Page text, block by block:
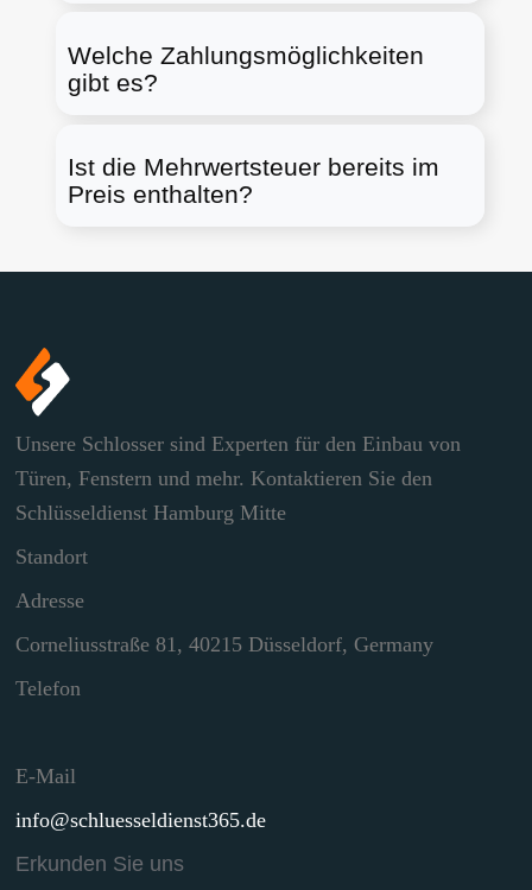
Welche Zahlungsmöglichkeiten
gibt es?
Ist die Mehrwertsteuer bereits im
Preis enthalten?
Unsere Schlosser sind Experten für den Einbau von
Türen, Fenstern und mehr. Kontaktieren Sie den
Schlüsseldienst Hamburg Mitte
Standort
Adresse
Corneliusstraße 81, 40215 Düsseldorf, Germany
Telefon
E-Mail
info@schluesseldienst365.de
Erkunden Sie uns